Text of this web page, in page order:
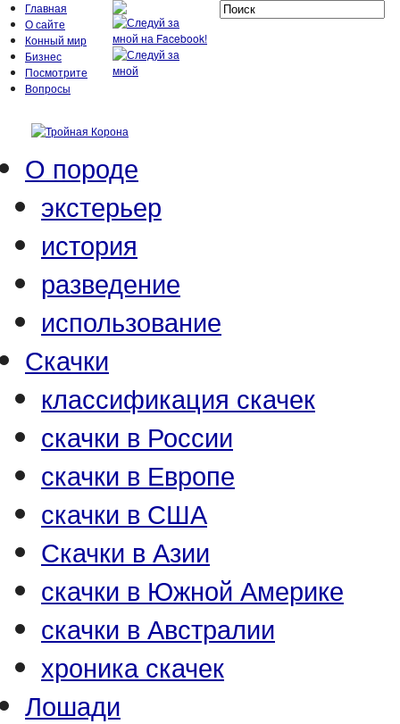
Главная
О сайте
Конный мир
Бизнес
Посмотрите
Вопросы
О породе
экстерьер
история
разведение
использование
Скачки
классификация скачек
скачки в России
скачки в Европе
скачки в США
Скачки в Азии
скачки в Южной Америке
скачки в Австралии
хроника скачек
Лошади